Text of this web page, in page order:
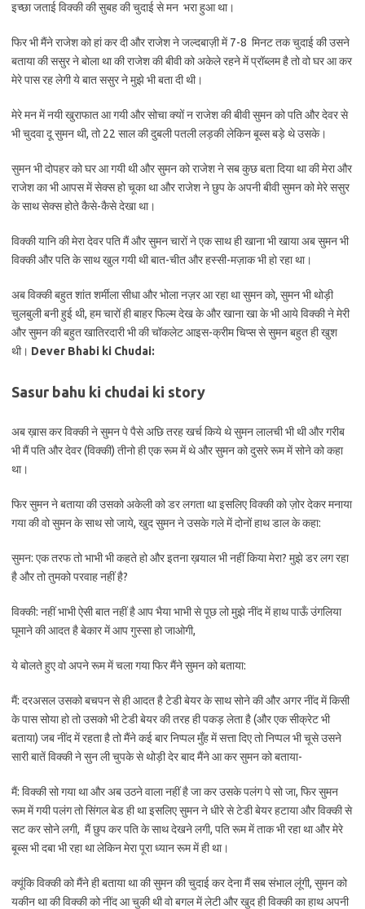
इच्छा जताई विक्की की सुबह की चुदाई से मन भरा हुआ था।
फिर भी मैंने राजेश को हां कर दी और राजेश ने जल्दबाज़ी में 7-8 मिनट तक चुदाई की उसने
बताया की ससुर ने बोला था की राजेश की बीवी को अकेले रहने में प्रॉब्लम है तो वो घर आ कर
मेरे पास रह लेगी ये बात ससुर ने मुझे भी बता दी थी।
मेरे मन में नयी खुराफात आ गयी और सोचा क्यों न राजेश की बीवी सुमन को पति और देवर से
भी चुदवा दू सुमन थी, तो 22 साल की दुबली पतली लड़की लेकिन बूब्स बड़े थे उसके।
सुमन भी दोपहर को घर आ गयी थी और सुमन को राजेश ने सब कुछ बता दिया था की मेरा और
राजेश का भी आपस में सेक्स हो चूका था और राजेश ने छुप के अपनी बीवी सुमन को मेरे ससुर
के साथ सेक्स होते कैसे-कैसे देखा था।
विक्की यानि की मेरा देवर पति मैं और सुमन चारों ने एक साथ ही खाना भी खाया अब सुमन भी
विक्की और पति के साथ खुल गयी थी बात-चीत और हस्सी-मज़ाक भी हो रहा था।
अब विक्की बहुत शांत शर्मीला सीधा और भोला नज़र आ रहा था सुमन को, सुमन भी थोड़ी
चुलबुली बनी हुई थी, हम चारों ही बाहर फिल्म देख के और खाना खा के भी आये विक्की ने मेरी
और सुमन की बहुत खातिरदारी भी की चॉकलेट आइस-क्रीम चिप्स से सुमन बहुत ही खुश
थी। Dever Bhabi ki Chudai:
Sasur bahu ki chudai ki story
अब ख़ास कर विक्की ने सुमन पे पैसे अछि तरह खर्च किये थे सुमन लालची भी थी और गरीब
भी मैं पति और देवर (विक्की) तीनो ही एक रूम में थे और सुमन को दुसरे रूम में सोने को कहा
था।
फिर सुमन ने बताया की उसको अकेली को डर लगता था इसलिए विक्की को ज़ोर देकर मनाया
गया की वो सुमन के साथ सो जाये, खुद सुमन ने उसके गले में दोनों हाथ डाल के कहा:
सुमन: एक तरफ तो भाभी भी कहते हो और इतना ख़याल भी नहीं किया मेरा? मुझे डर लग रहा
है और तो तुमको परवाह नहीं है?
विक्की: नहीं भाभी ऐसी बात नहीं है आप भैया भाभी से पूछ लो मुझे नींद में हाथ पाऊँ उंगलिया
घूमाने की आदत है बेकार में आप गुस्सा हो जाओगी,
ये बोलते हुए वो अपने रूम में चला गया फिर मैंने सुमन को बताया:
मैं: दरअसल उसको बचपन से ही आदत है टेडी बेयर के साथ सोने की और अगर नींद में किसी
के पास सोया हो तो उसको भी टेडी बेयर की तरह ही पकड़ लेता है (और एक सीक्रेट भी
बताया) जब नींद में रहता है तो मैंने कई बार निप्पल मुँह में सत्ता दिए तो निप्पल भी चूसे उसने
सारी बातें विक्की ने सुन ली चुपके से थोड़ी देर बाद मैंने आ कर सुमन को बताया-
मैं: विक्की सो गया था और अब उठने वाला नहीं है जा कर उसके पलंग पे सो जा, फिर सुमन
रूम में गयी पलंग तो सिंगल बेड ही था इसलिए सुमन ने धीरे से टेडी बेयर हटाया और विक्की से
सट कर सोने लगी, मैं छुप कर पति के साथ देखने लगी, पति रूम में ताक भी रहा था और मेरे
बूब्स भी दबा भी रहा था लेकिन मेरा पूरा ध्यान रूम में ही था।
क्यूंकि विक्की को मैंने ही बताया था की सुमन की चुदाई कर देना मैं सब संभाल लूंगी, सुमन को
यकीन था की विक्की को नींद आ चुकी थी वो बगल में लेटी और खुद ही विक्की का हाथ अपनी